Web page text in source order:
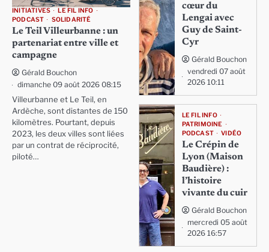
INITIATIVES
LE FIL INFO
PODCAST
SOLIDARITÉ
Le Teil Villeurbanne : un
partenariat entre ville et
campagne
Gérald Bouchon
dimanche 09 août 2026 08:15
Villeurbanne et Le Teil, en
Ardèche, sont distantes de 150
kilomètres. Pourtant, depuis
2023, les deux villes sont liées
par un contrat de réciprocité,
piloté…
cœur du
Lengai avec
Guy de Saint-
Cyr
Gérald Bouchon
vendredi 07 août
2026 10:11
LE FIL INFO
PATRIMOINE
PODCAST
VIDÉO
Le Crépin de
Lyon (Maison
Baudière) :
l’histoire
vivante du cuir
Gérald Bouchon
mercredi 05 août
2026 16:57